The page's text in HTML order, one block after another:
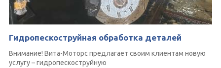
Гидропескоструйная обработка деталей
Внимание! Вита-Моторс предлагает своим клиентам новую
услугу – гидропескоструйную